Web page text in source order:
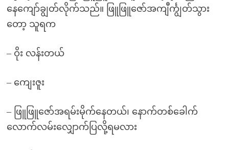
နေကျော်ချွတ်လိုက်သည်။ ဖြူဖြူဇော်အကျီင်္ကျွတ်သွား
တော့ သူရက
– ဝိုး လန်းတယ်
– ကျေးဇူး
– ဖြူဖြူဇော်အရမ်းမိုက်နေတယ်၊ နောက်တစ်ခေါက်
လောက်လမ်းလျှောက်ပြလို့ရမလား